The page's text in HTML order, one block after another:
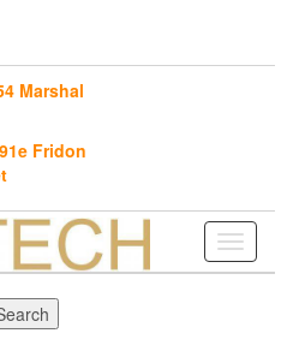
Marshal
Fridon
Toggle